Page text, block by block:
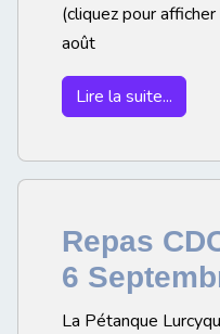
(cliquez pour
août
Lire la suite...
Repas
6
La Pétanque